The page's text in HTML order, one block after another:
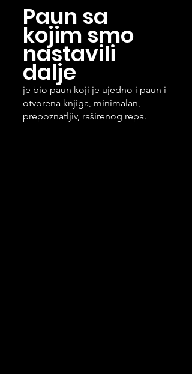
Paun sa
kojim smo
nastavili
dalje
je bio paun koji je ujedno i paun i
otvorena knjiga, minimalan,
prepoznatljiv, raširenog repa.